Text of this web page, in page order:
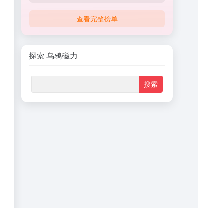
查看完整榜单
探索 乌鸦磁力